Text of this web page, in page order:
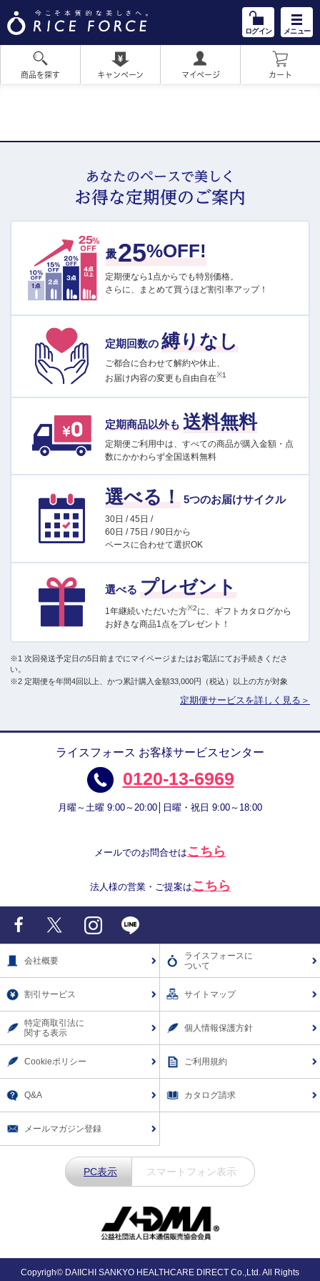
ログイン メニュー
商品を探す キャンペーン マイページ カート
あなたのペースで美しく
お得な定期便のご案内
25%OFF!
定期便なら1点からでも特別価格。
さらに、まとめて買うほど割引率アップ！
定期回数の 縛りなし
ご都合に合わせて解約や休止、
お届け内容の変更も自由自在※1
定期商品以外も 送料無料
定期便ご利用中は、すべての商品が購入金額・点
数にかかわらず全国送料無料
選べる！ 5つのお届けサイクル
30日 / 45日 /
60日 / 75日 / 90日から
ペースに合わせて選択OK
選べる プレゼント
1年継続いただいた方※2に、ギフトカタログから
お好きな商品1点をプレゼント！
※1 次回発送予定日の5日前までにマイページまたはお電話にてお手続きくださ
い。
※2 定期便を年間4回以上、かつ累計購入金額33,000円（税込）以上の方が対象
定期便サービスを詳しく見る＞
ライスフォース お客様サービスセンター
0120-13-6969
月曜～土曜 9:00～20:00│日曜・祝日 9:00～18:00
メールでのお問合せは こちら
法人様の営業・ご提案は こちら
Facebook
会社概要
ライスフォースに
ついて
割引サービス サイトマップ
特定商取引法に
関する表示
個人情報保護方針
Cookieポリシー ご利用規約
Q&A カタログ請求
メールマガジン登録
PC表示 スマートフォン表示
Copyrigh© DAIICHI SANKYO HEALTHCARE DIRECT Co.,Ltd. All Rights